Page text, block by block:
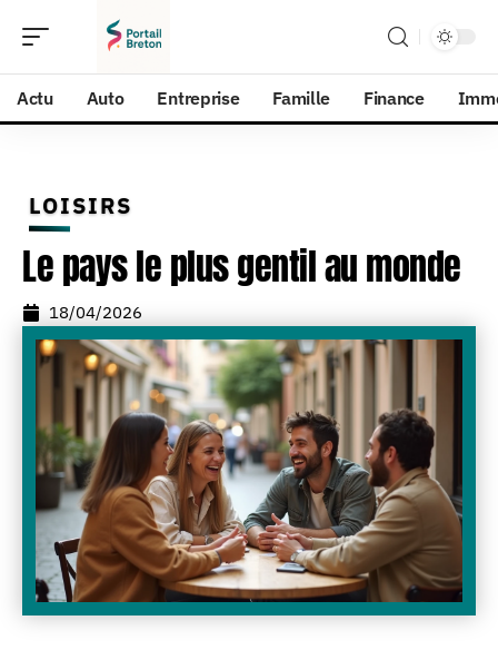
Actu Auto Entreprise Famille Finance
LOISIRS
Le pays le plus gentil au monde
18/04/2026